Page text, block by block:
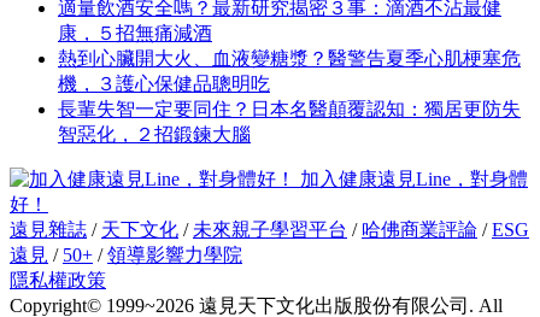
適量飲酒安全嗎？最新研究揭密３事：滴酒不沾最健
康，５招無痛減酒
熱到心臟開大火、血液變糖漿？醫警告夏季心肌梗塞危
機，３護心保健品聰明吃
長輩失智一定要同住？日本名醫顛覆認知：獨居更防失
智惡化，２招鍛鍊大腦
加入健康遠見Line，對身體
好！
遠見雜誌 / 天下文化 / 未來親子學習平台 / 哈佛商業評論 /ESG
遠見 / 50+ /領導影響力學院
隱私權政策
Copyright© 1999~2026 遠見天下文化出版股份有限公司. All